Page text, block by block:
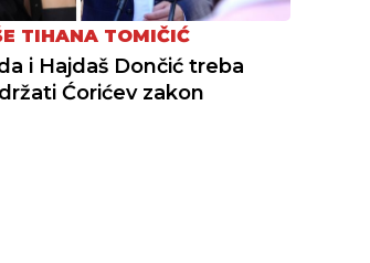
TIHANA TOMIČIĆ
i Hajdaš Dončić treba
Ćorićev zakon